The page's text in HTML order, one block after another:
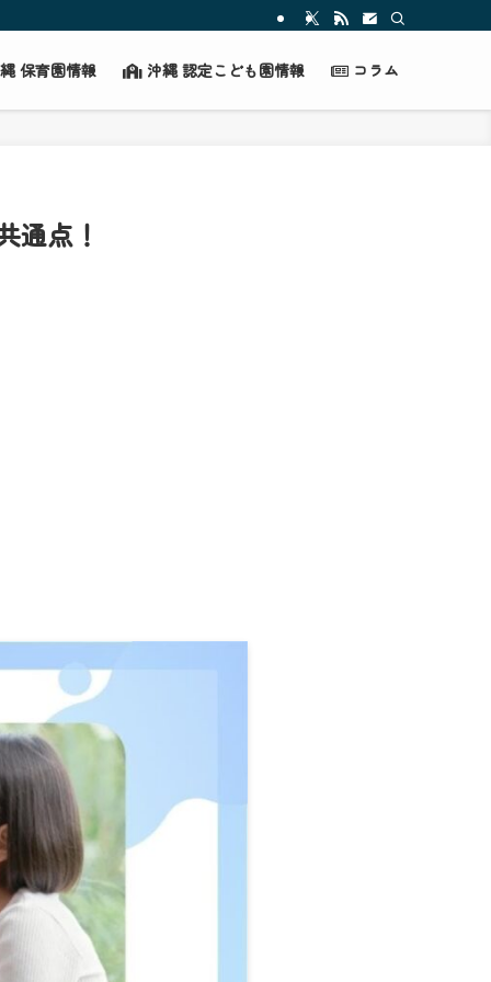
保育園情報 沖縄 認定こども園情報 コラム
通点！